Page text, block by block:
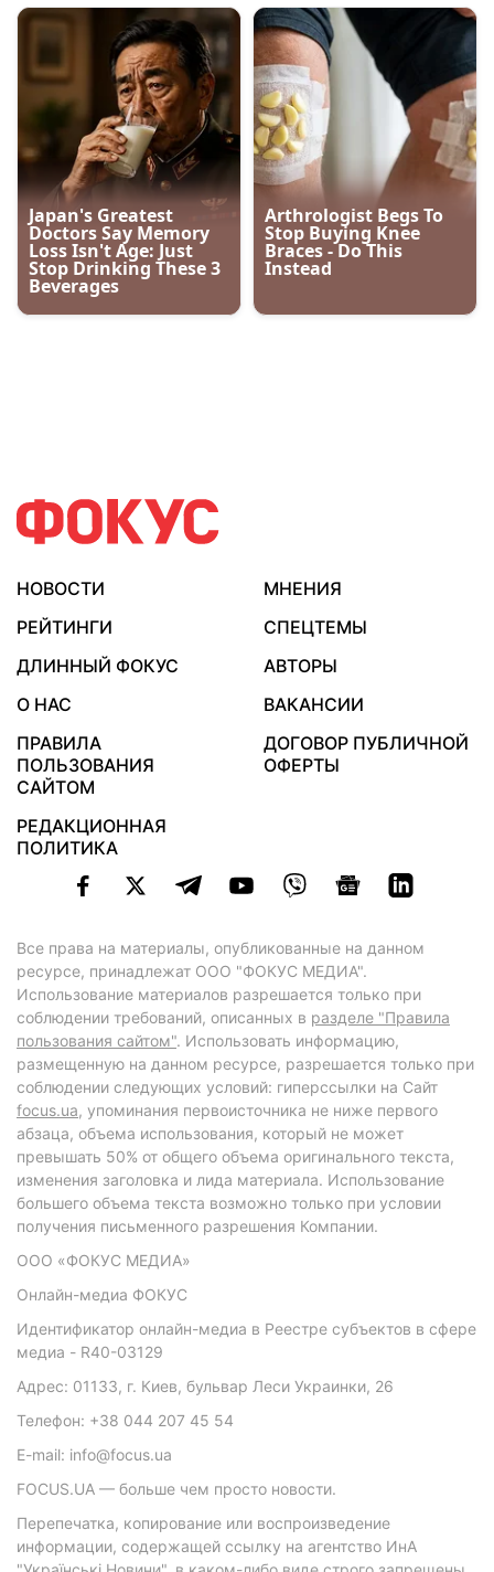
НОВОСТИ
МНЕНИЯ
РЕЙТИНГИ
СПЕЦТЕМЫ
ДЛИННЫЙ ФОКУС
АВТОРЫ
О НАС
ВАКАНСИИ
ПРАВИЛА
ПОЛЬЗОВАНИЯ
САЙТОМ
ДОГОВОР ПУБЛИЧНОЙ
ОФЕРТЫ
РЕДАКЦИОННАЯ
ПОЛИТИКА
Все права на материалы, опубликованные на данном
ресурсе, принадлежат ООО "ФОКУС МЕДИА".
Использование материалов разрешается только при
соблюдении требований, описанных в разделе "Правила
пользования сайтом". Использовать информацию,
размещенную на данном ресурсе, разрешается только при
соблюдении следующих условий: гиперссылки на Сайт
focus.ua, упоминания первоисточника не ниже первого
абзаца, объема использования, который не может
превышать 50% от общего объема оригинального текста,
изменения заголовка и лида материала. Использование
большего объема текста возможно только при условии
получения письменного разрешения Компании.
ООО «ФОКУС МЕДИА»
Онлайн-медиа ФОКУС
Идентификатор онлайн-медиа в Реестре субъектов в сфере
медиа - R40-03129
Адрес: 01133, г. Киев, бульвар Леси Украинки, 26
Телефон: +38 044 207 45 54
E-mail: info@focus.ua
FOCUS.UA — больше чем просто новости.
Перепечатка, копирование или воспроизведение
информации, содержащей ссылку на агентство ИнА